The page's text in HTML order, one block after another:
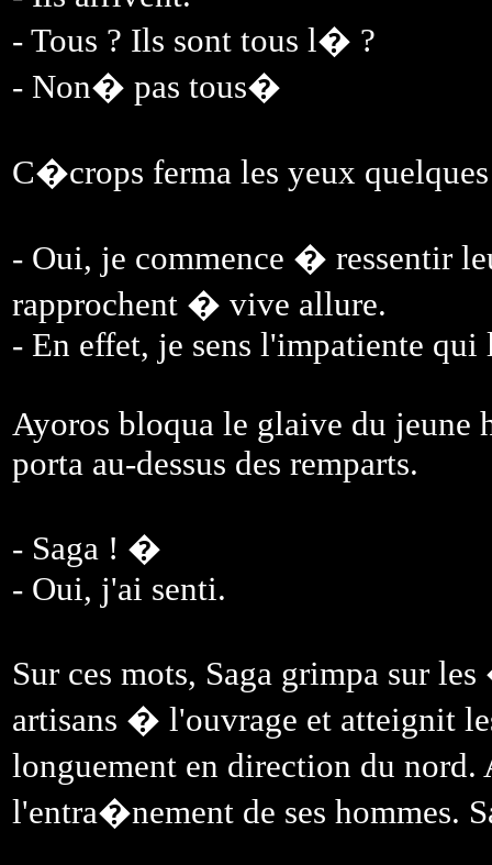
- Tous ? Ils sont tous l� ?
- Non� pas tous�
C�crops ferma les yeux
- Oui, je commence � ressentir
rapprochent � vive allure.
- En effet, je sens l'impatiente qui
Ayoros bloqua le glaive du jeune
porta au-dessus des remparts.
- Saga ! �
- Oui, j'ai senti.
Sur ces mots, Saga grimpa sur
artisans � l'ouvrage et atteignit
longuement en direction du
l'entra�nement de ses hommes.